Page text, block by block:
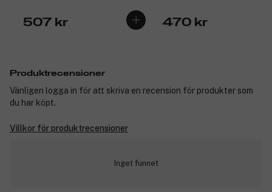
507 kr 470 kr
Produktrecensioner
Vänligen logga in för att skriva en recension för produkter som
du har köpt.
Villkor för produktrecensioner
Inget funnet